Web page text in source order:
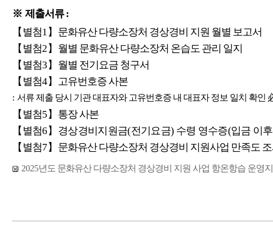
※ 제출서류:
【 별첨1 】 문화유산 다량소장처 경상경비 지원 월별 보고서
【 별첨2 】 월별 문화유산 다량소장처 온습도 관리 일지
【 별첨3 】 월별 전기요금 청구서
【 별첨4】 고유번호증 사본
: 서류 제출 당시 기관 대표자와 고유번호증 내 대표자 정보 일치 확인
【 별첨5 】 통장 사본
【 별첨6 】 경상경비지원금(전기요금) 수령 영수증(입금 이
【 별첨7 】 문화유산 다량소장처 경상경비 지원사업 만족도
2025년도 문화유산 다량소장처 경상경비 지원 사업 항온항습 운영